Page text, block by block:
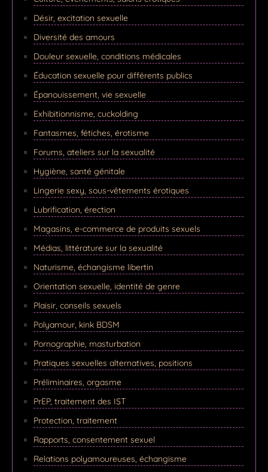
Désir, excitation sexuelle
Diversité des amours
Douleur sexuelle, conditions médicales
Éducation sexuelle pour différents publics
Épanouissement, vie sexuelle
Exhibitionnisme, cuckolding
Fantasmes, fétiches, érotisme
Forums, ateliers sur la sexualité
Hygiène, santé génitale
Lingerie sexy, sous-vêtements érotiques
Lubrification, érection
Magasins, e-commerce de produits sexuels
Médias, littérature sur la sexualité
Naturisme, échangisme libertin
Orientation sexuelle, identité de genre
Plaisir, conseils sexuels
Polyamour, kink BDSM
Pornographie, masturbation
Pratiques sexuelles alternatives, positions
Préliminaires, orgasme
PrEP, traitement des IST
Protection, traitement
Rapports, consentement sexuel
Relations polyamoureuses, échangisme